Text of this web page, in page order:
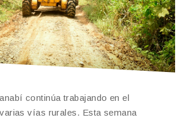
continúa trabajando en el
vías rurales. Esta semana